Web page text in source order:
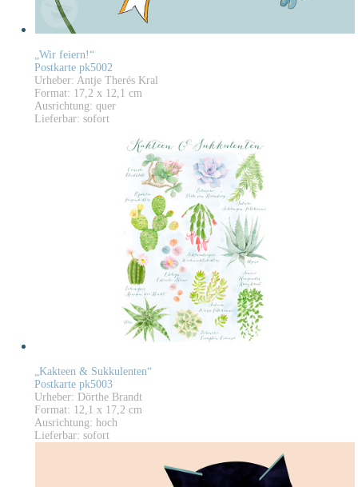
„Wir feiern!“
Postkarte pk5002
Urheber: Antje Therés Kral
Format: 17,2 x 12,1 cm
Ausrichtung: quer
Lieferbar: sofort
„Kakteen & Sukkulenten“
Postkarte pk5003
Urheber: Dörthe Brandt
Format: 12,1 x 17,2 cm
Ausrichtung: hoch
Lieferbar: sofort